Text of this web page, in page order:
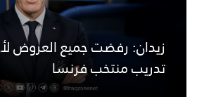
زيدان: رفضت جميع العروض
تدريب منتخب فرنسا